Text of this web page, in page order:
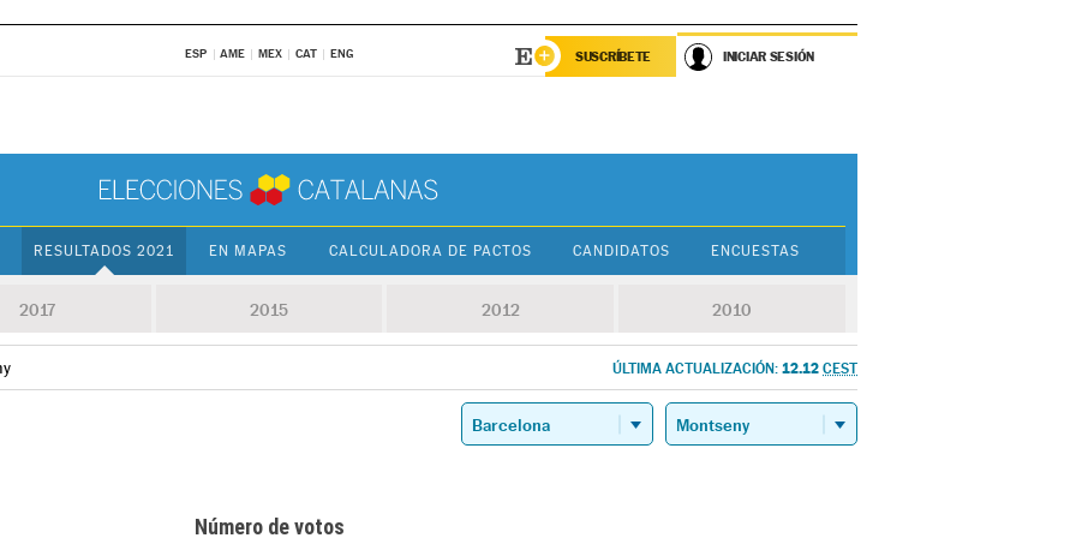
ESP AME MEX CAT ENG SUSCRÍBETE INICIAR SESIÓN
RESULTADOS 2021 EN MAPAS CALCULADORA DE PACTOS CANDIDATOS ENCUESTAS
2017 2015 2012 2010
ÚLTIMA ACTUALIZACIÓN: 12.12 CEST
Número de votos